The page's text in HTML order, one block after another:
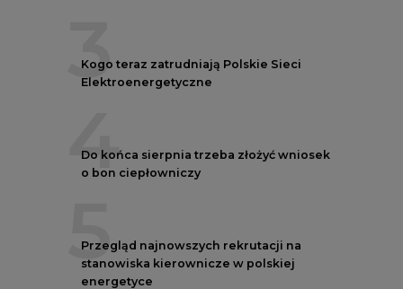
3
Kogo teraz zatrudniają Polskie Sieci
Elektroenergetyczne
4
Do końca sierpnia trzeba złożyć wniosek
o bon ciepłowniczy
5
Przegląd najnowszych rekrutacji na
stanowiska kierownicze w polskiej
energetyce